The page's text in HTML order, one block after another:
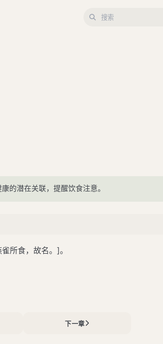
的潜在关联，提醒饮食注意。
所食，故名。]。
下一章